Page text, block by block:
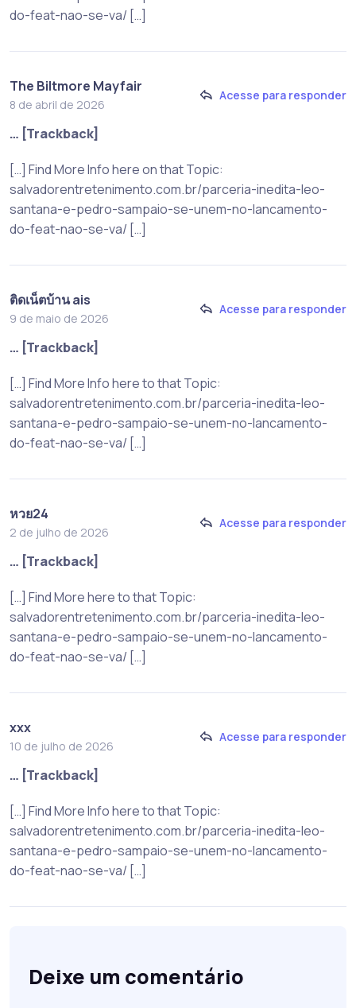
do-feat-nao-se-va/ […]
The Biltmore Mayfair
8 de abril de 2026
Acesse para responder
… [Trackback]
[…] Find More Info here on that Topic:
salvadorentretenimento.com.br/parceria-inedita-leo-
santana-e-pedro-sampaio-se-unem-no-lancamento-
do-feat-nao-se-va/ […]
ติดเน็ตบ้าน ais
9 de maio de 2026
Acesse para responder
… [Trackback]
[…] Find More Info here to that Topic:
salvadorentretenimento.com.br/parceria-inedita-leo-
santana-e-pedro-sampaio-se-unem-no-lancamento-
do-feat-nao-se-va/ […]
หวย24
2 de julho de 2026
Acesse para responder
… [Trackback]
[…] Find More here to that Topic:
salvadorentretenimento.com.br/parceria-inedita-leo-
santana-e-pedro-sampaio-se-unem-no-lancamento-
do-feat-nao-se-va/ […]
xxx
10 de julho de 2026
Acesse para responder
… [Trackback]
[…] Find More Info here to that Topic:
salvadorentretenimento.com.br/parceria-inedita-leo-
santana-e-pedro-sampaio-se-unem-no-lancamento-
do-feat-nao-se-va/ […]
Deixe um comentário